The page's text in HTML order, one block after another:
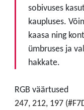
sobivuses
kaupluses.
kaasa ning
ümbruses ja
hakkate.
RGB väärtused
247, 212, 197